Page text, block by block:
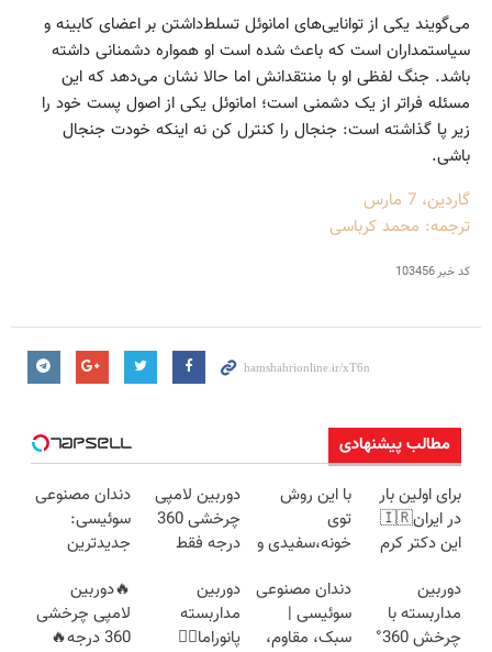
می‌گویند یکی از توانایی‌های امانوئل تسلط‌داشتن بر اعضای کابینه و
سیاستمداران است که باعث شده است او همواره دشمنانی داشته
باشد. جنگ لفظی او با منتقدانش اما حالا نشان می‌دهد که این
مسئله فراتر از یک دشمنی است؛ امانوئل یکی از اصول پست خود را
زیر پا گذاشته است: جنجال را کنترل کن نه اینکه خودت جنجال
باشی.
گاردین، 7 مارس
ترجمه: محمد کرباسی
کد خبر103456
مطالب پیشنهادی
برای اولین بار
در ایران🇮🇷
این دکتر کرم
روزه ساخت!
با این روش
توی
خونه،سفیدی و
برگردون
(40%off)
دوربین لامپی
چرخشی 360
درجه فقط
🔥 پرداخت
درب منزل
دندان مصنوعی
سوئیسی:
جدیدترین
سبک و مقاوم |
پرداخت قسطی
دوربین
مداربسته با
چرخش 360°
دندان مصنوعی
سوئیسی |
سبک، مقاوم،
دوربین
مداربسته
پانوراما👈🏻
🔥دوربین
لامپی چرخشی
360 درجه🔥